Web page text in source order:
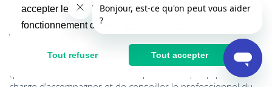
Par la suite, l’équipe de Support Coach prend le relai pour
étudier le profil, effectuer un entretien téléphonique afin de
vérifier ses références et son aptitude à coacher. Cet
échange est également essentiel pour présenter la
plateforme, ses aspects pratiques et répondre aux
questions du coach. Une fois le profil validé, l’équipe se
accepter les cookies non indispensables au
fonctionnement du site.
Tout refuser Tout accepter